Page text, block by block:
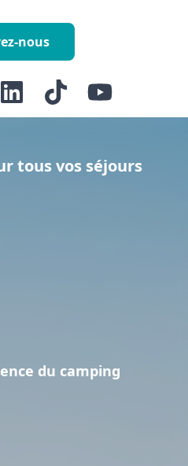
nous
tous vos séjours
du camping